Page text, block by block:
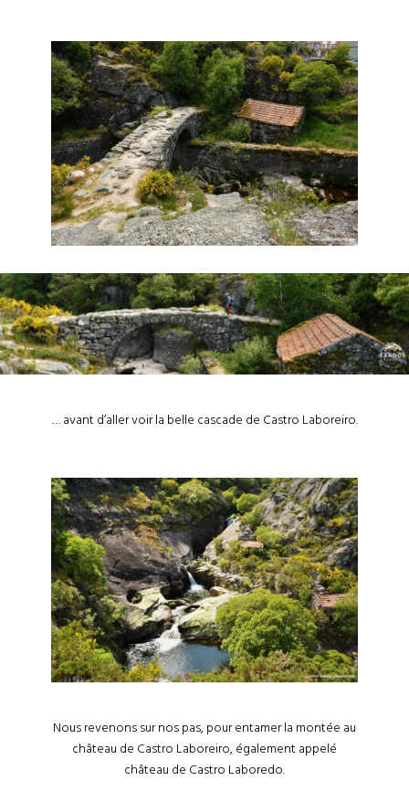
… avant d’aller voir la belle cascade de Castro Laboreiro.
Nous revenons sur nos pas, pour entamer la montée au
château de Castro Laboreiro, également appelé
château de Castro Laboredo.